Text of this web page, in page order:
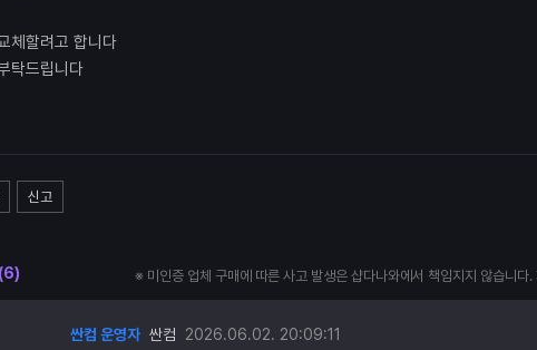
체할려고 합니다
탁드립니다
신고
(6) ※ 미인증 업체 구매에 따른 사고 발생은 샵다나와에서 책임지지 않습니
싼컴 운영자 싼컴 2026.06.02. 20:09:11